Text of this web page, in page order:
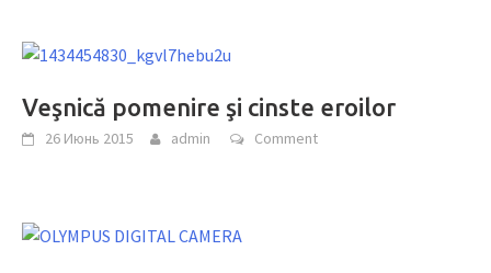
Veşnică pomenire şi cinste eroilor
26 Июнь 2015 admin Comment